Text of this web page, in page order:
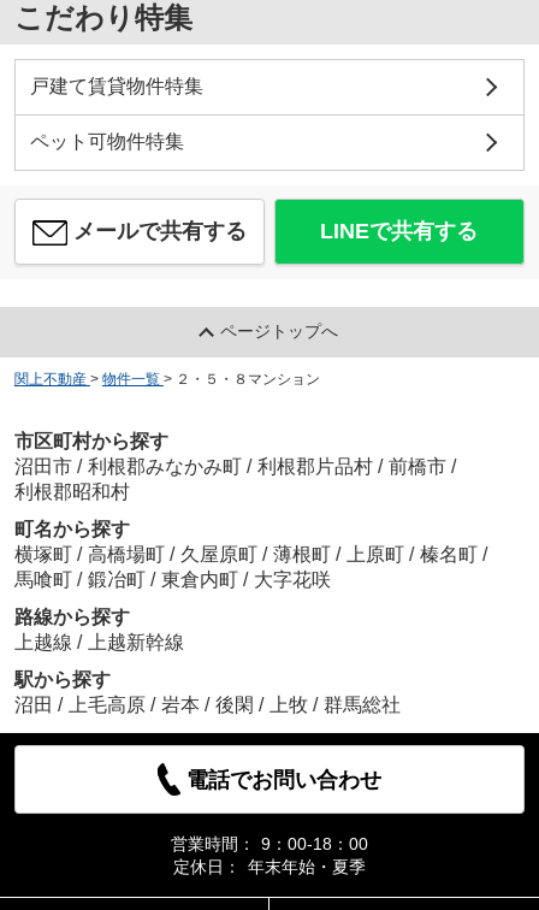
こだわり特集
戸建て賃貸物件特集
ペット可物件特集
メールで共有する LINEで共有する
ページトップへ
関上不動産 > 物件一覧 > ２・５・８マンション
市区町村から探す
沼田市 / 利根郡みなかみ町 / 利根郡片品村 / 前橋市 /
利根郡昭和村
町名から探す
横塚町 / 高橋場町 / 久屋原町 / 薄根町 / 上原町 / 榛名町 /
馬喰町 / 鍛冶町 / 東倉内町 / 大字花咲
路線から探す
上越線 /
上越新幹線
駅から探す
沼田 / 上毛高原 / 岩本 / 後閑 / 上牧 / 群馬総社
電話でお問い合わせ
営業時間：
9：00-18：00
定休日：
年末年始・夏季